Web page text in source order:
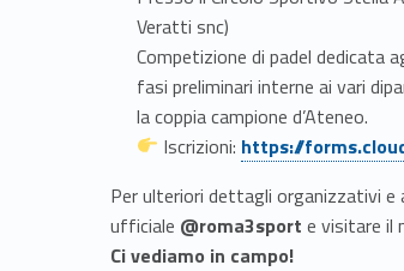
Veratti snc)
Competizione di padel dedicata
fasi preliminari interne ai vari
la coppia campione d’Ateneo.
Iscrizioni: Link identifier #identifier__23438-6https://
Per ulteriori dettagli organizzativi e
ufficiale @roma3sport e visitare il
Ci vediamo in campo!